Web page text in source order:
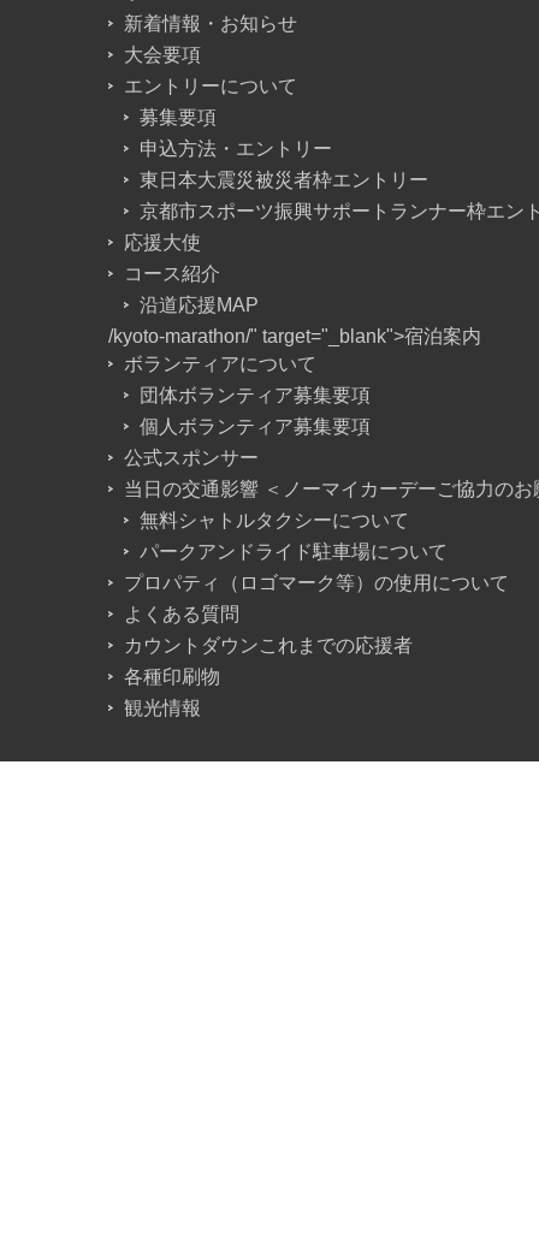
新着情報・お知らせ
大会要項
エントリーについて
募集要項
申込方法・エントリー
東日本大震災被災者枠エントリー
京都市スポーツ振興サポートランナー枠エン
応援大使
コース紹介
沿道応援MAP
/kyoto-marathon/" target="_blank">宿泊案内
ボランティアについて
団体ボランティア募集要項
個人ボランティア募集要項
公式スポンサー
当日の交通影響 ＜ノーマイカーデーご協力のお
無料シャトルタクシーについて
パークアンドライド駐車場について
プロパティ（ロゴマーク等）の使用について
よくある質問
カウントダウンこれまでの応援者
各種印刷物
観光情報